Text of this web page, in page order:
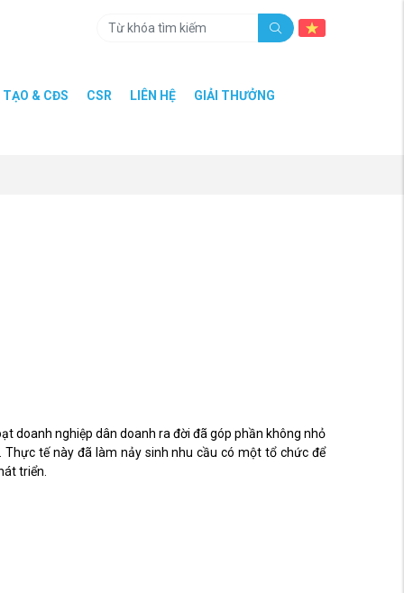
& CĐS CSR LIÊN HỆ GIẢI THƯỞNG
doanh nghiệp dân doanh ra đời đã góp phần không nhỏ
tế này đã làm nảy sinh nhu cầu có một tổ chức để
triển.